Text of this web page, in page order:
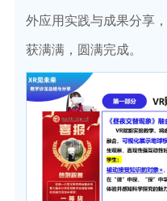
外应用实践与成果分享，
获满满，圆满完成。